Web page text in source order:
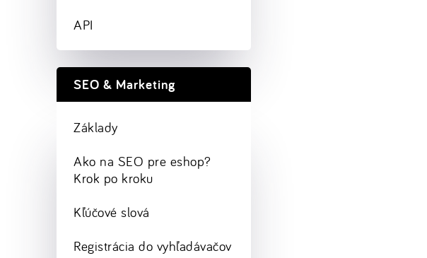
API
SEO & Marketing
Základy
Ako na SEO pre eshop?
Krok po kroku
Kľúčové slová
Registrácia do vyhľadávačov